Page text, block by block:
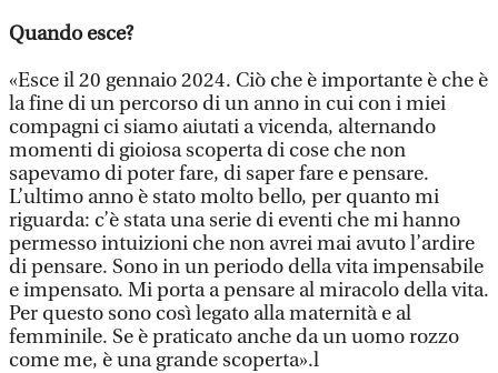
Quando esce?
«Esce il 20 gennaio 2024. Ciò che è importante è che è
la fine di un percorso di un anno in cui con i miei
compagni ci siamo aiutati a vicenda, alternando
momenti di gioiosa scoperta di cose che non
sapevamo di poter fare, di saper fare e pensare.
L’ultimo anno è stato molto bello, per quanto mi
riguarda: c’è stata una serie di eventi che mi hanno
permesso intuizioni che non avrei mai avuto l’ardire
di pensare. Sono in un periodo della vita impensabile
e impensato. Mi porta a pensare al miracolo della vita.
Per questo sono così legato alla maternità e al
femminile. Se è praticato anche da un uomo rozzo
come me, è una grande scoperta».l